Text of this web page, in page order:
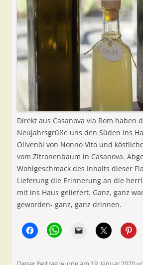
Direkt aus Casanova via Rom haben
Neujahrsgrüße uns den Süden ins
Olivenöl von Nonno Vito und
vom Zitronenbaum in Casanova.
Wohlgeschmack des Inhalts dieser
Lieferung die Erinnerung an die
mit ins Haus geliefert. Ganz, ganz
geworden- ganz, ganz drinnen.